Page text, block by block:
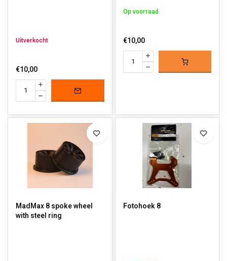
Uitverkocht
€10,00
Op voorraad
€10,00
MadMax 8 spoke wheel
with steel ring
Fotohoek 8